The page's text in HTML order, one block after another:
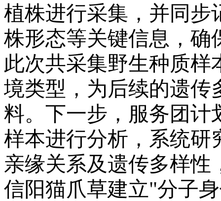
植株进行采集，并同步
株形态等关键信息，确
此次共采集野生种质样
境类型，为后续的遗传
料。下一步，服务团计
样本进行分析，系统研
亲缘关系及遗传多样性
信阳猫爪草建立"分子